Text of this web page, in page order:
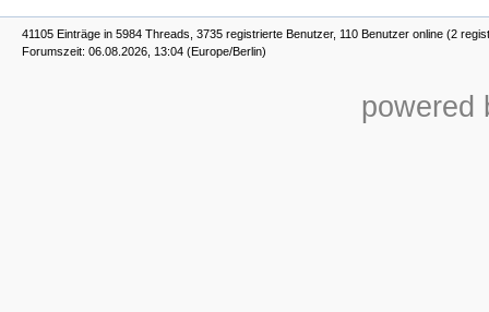
41105 Einträge in 5984 Threads, 3735 registrierte Benutzer, 110 Benutzer online (2
Forumszeit: 06.08.2026, 13:04 (Europe/Berlin)
powered